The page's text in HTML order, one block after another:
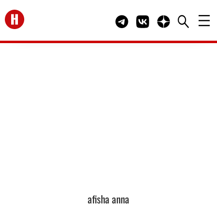
Перейти на главную Telegram канал HELLO
Группа HELLO
Канал HELLO в
afisha anna